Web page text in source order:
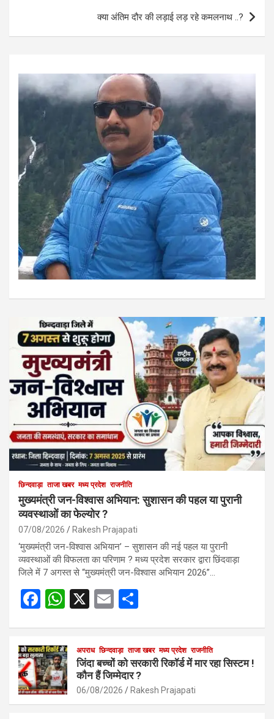
क्या अंतिम दौर की लड़ाई लड़ रहे कमलनाथ ..?
छिन्दवाड़ा ताजा खबर मध्य प्रदेश राजनीति
मुख्यमंत्री जन-विश्वास अभियान: सुशासन की पहल या पुरानी
व्यवस्थाओं का फेल्योर ?
07/08/2026 Rakesh Prajapati
‘मुख्यमंत्री जन-विश्वास अभियान’ – सुशासन की नई पहल या पुरानी
व्यवस्थाओं की विफलता का परिणाम ? मध्य प्रदेश सरकार द्वारा छिंदवाड़ा
जिले में 7 अगस्त से “मुख्यमंत्री जन-विश्वास अभियान 2026”…
F
b
o
o
W
s
A
p
X
E
e
अपराध छिन्दवाड़ा ताजा खबर मध्य प्रदेश राजनीति
जिंदा बच्चों को सरकारी रिकॉर्ड में मार रहा सिस्टम !
कौन हैं जिम्मेदार ?
06/08/2026 Rakesh Prajapati